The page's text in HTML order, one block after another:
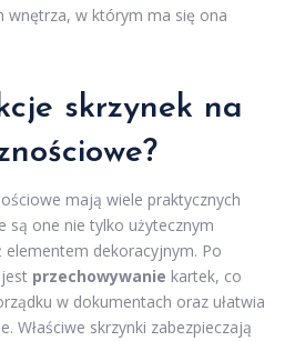
wnętrza, w którym ma się ona
skrzynek na
mają wiele praktycznych
są one nie tylko użytecznym
dekoracyjnym. Po
przechowywanie kartek, co
w dokumentach oraz ułatwia
Właściwe skrzynki zabezpieczają